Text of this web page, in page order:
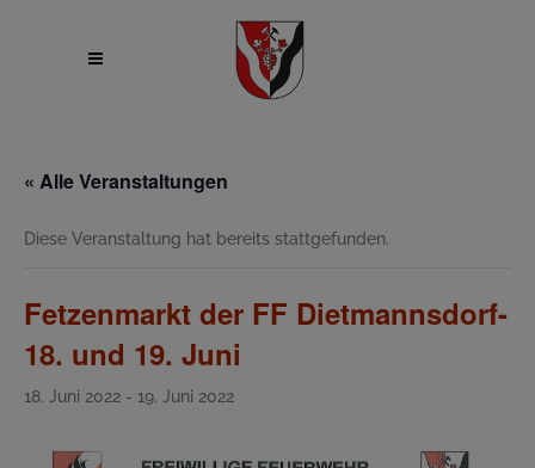
« Alle Veranstaltungen
Diese Veranstaltung hat bereits stattgefunden.
Fetzenmarkt der FF Dietmannsdorf-
18. und 19. Juni
18. Juni 2022 - 19. Juni 2022